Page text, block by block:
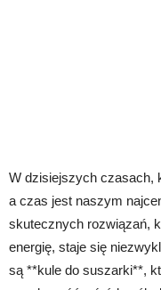
W dzisiejszych czasach,
a czas jest naszym
skutecznych rozwiązań,
energię, staje się
są **kule do suszarki**,